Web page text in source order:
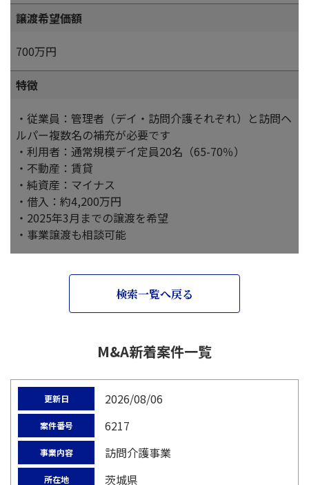
譲渡希望価額
700万円
特徴
・従業員：管理者（デイ・訪問介護それぞれ）と訪問ヘ
ルパー複数名の補充が必要です
・利用者：通常規模デイ定員20名（65-70％）
・不動産：賃貸
・純資産：マイナス
・借入：約4,200万円
・2025年3月までの譲渡を希望
・事業譲渡も相談可能
検索一覧へ戻る
M&A新着案件一覧
更新日 2026/08/06
案件番号 6217
事業内容 訪問介護事業
所在地 茨城県